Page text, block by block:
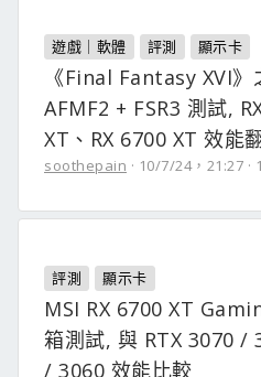
遊戲｜軟體 評測 顯示卡
《Final Fantasy XVI》
AFMF2 + FSR3 測試,
XT、RX 6700 XT 效能
soothepain 10/7/24，21:27
評測 顯示卡
MSI RX 6700 XT
箱測試, 與 RTX 3070 /
/ 3060 效能比較